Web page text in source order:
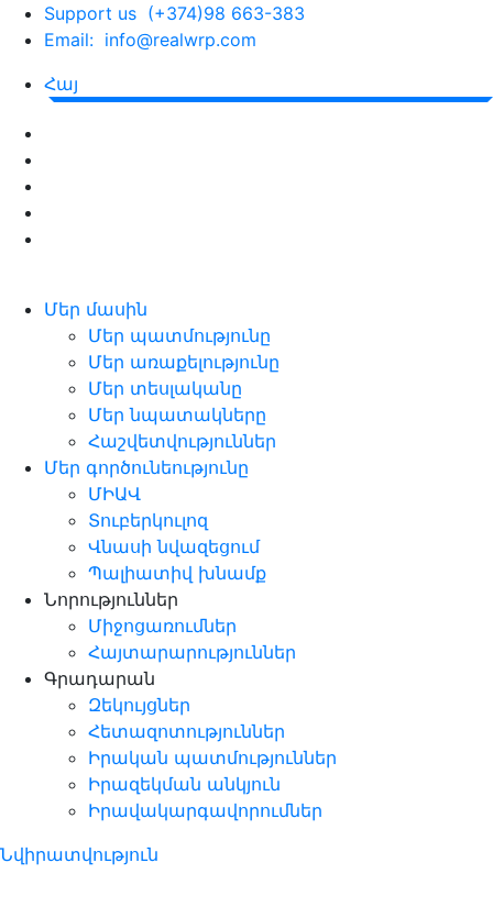
Support us (+374)98 663-383
Email: info@realwrp.com
Հայ
Մեր մասին
Մեր պատմությունը
Մեր առաքելությունը
Մեր տեսլականը
Մեր նպատակները
Հաշվետվություններ
Մեր գործունեությունը
ՄԻԱՎ
Տուբերկուլոզ
Վնասի նվազեցում
Պալիատիվ խնամք
Նորություններ
Միջոցառումներ
Հայտարարություններ
Գրադարան
Զեկույցներ
Հետազոտություններ
Իրական պատմություններ
Իրազեկման անկյուն
Իրավակարգավորումներ
Նվիրատվություն